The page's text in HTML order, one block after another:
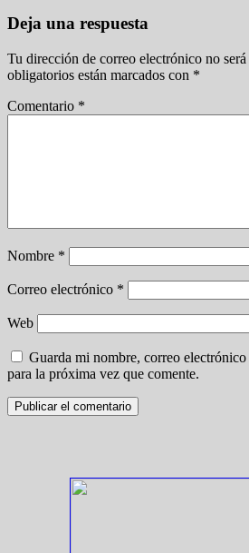
Deja una respuesta
Tu dirección de correo electrónico no
obligatorios están marcados con *
Comentario *
Nombre *
Correo electrónico *
Web
Guarda mi nombre, correo
para la próxima vez que comente.